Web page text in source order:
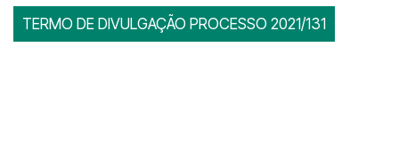
TERMO DE DIVULGAÇÃO PROCESSO 2021/131